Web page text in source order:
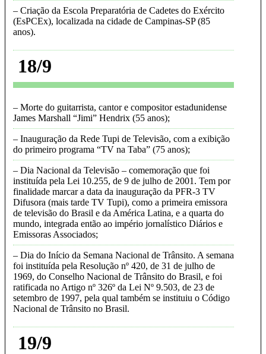
Criação da Escola Preparatória de Cadetes do Exército
(EsPCEx), localizada na cidade de Campinas-SP (85
anos)
18/9
Morte do guitarrista, cantor e compositor estadunidense
James Marshall “Jimi” Hendrix (55 anos)
Inauguração da Rede Tupi de Televisão, com a exibição
do primeiro programa “TV na Taba” (75 anos)
Dia Nacional da Televisão – comemoração que foi
instituída pela Lei 10.255, de 9 de julho de 2001. Tem por
finalidade marcar a data da inauguração da PFR-3 TV
Difusora (mais tarde TV Tupi), como a primeira emissora
de televisão do Brasil e da América Latina, e a quarta do
mundo, integrada então ao império jornalístico Diários e
Emissoras Associados
Dia do Início da Semana Nacional de Trânsito. A semana
foi instituída pela Resolução nº 420, de 31 de julho de
1969, do Conselho Nacional de Trânsito do Brasil, e foi
ratificada no Artigo nº 326º da Lei Nº 9.503, de 23 de
setembro de 1997, pela qual também se instituiu o Código
Nacional de Trânsito no Brasil
19/9